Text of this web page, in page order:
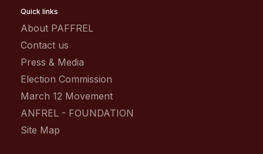
Quick links
About PAFFREL
Contact us
Press & Media
Election Commission
March 12 Movement
ANFREL - FOUNDATION
Site Map